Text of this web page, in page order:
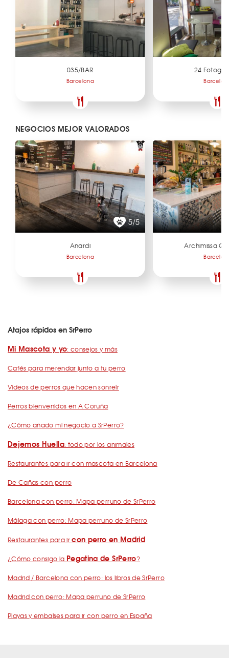
035/BAR
Barcelona
24
NEGOCIOS MEJOR VALORADOS
5/5
Anardi
Barcelona
Archimissa
Atajos rápidos en SrPerro
Mi Mascota y yo: consejos y más
Cafés para merendar junto a tu perro
Vídeos de perros que hacen sonreír
Perros bienvenidos en A Coruña
¿Cómo añado mi negocio a SrPerro?
Dejemos Huella: todo por los animales
Restaurantes para ir con mascota en Barcelona
De Cañas con perro
Barcelona con perro: Mapa perruno de SrPerro
Málaga con perro: Mapa perruno de SrPerro
Restaurantes para ircon perro en Madrid
¿Cómo consigo la Pegatina de SrPerro?
Madrid / Barcelona con perro: los libros de SrPerro
Madrid con perro: Mapa perruno de SrPerro
Playas y embalses para ir con perro en España